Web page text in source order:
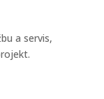
a servis,